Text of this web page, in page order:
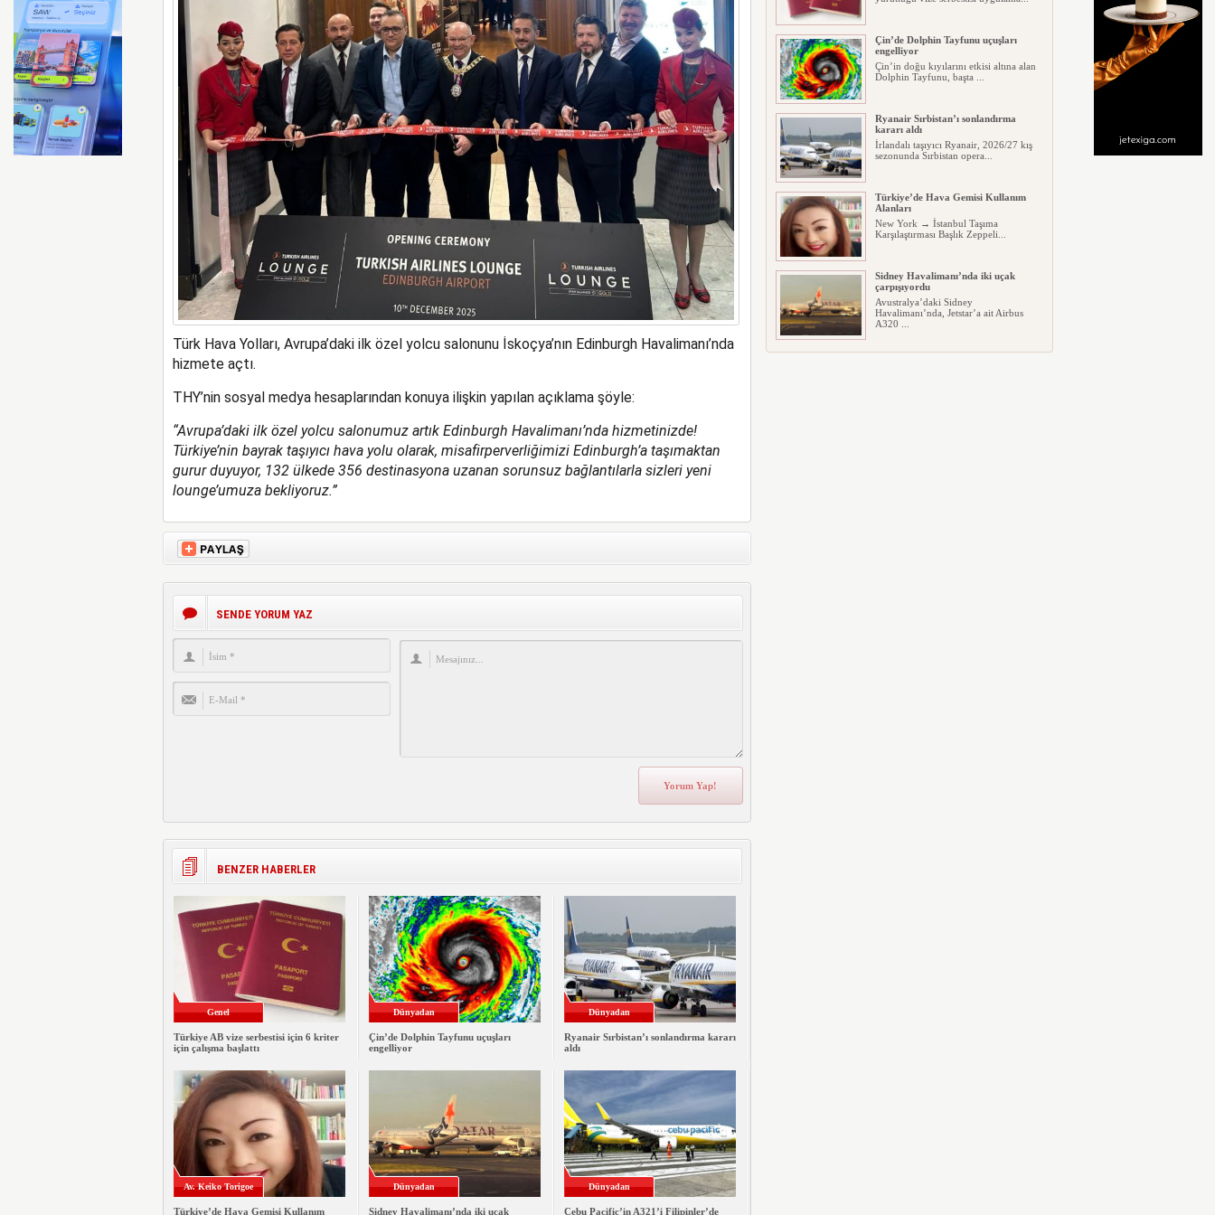
BA uçağında sarhoş yolcu kabin ekibiyle tartıştı
Türk Hava Yolları, Avrupa’daki ilk özel yolcu salonunu İskoçya’nın Edinburgh Havalimanı’nda
hizmete açtı.
THY’nin sosyal medya hesaplarından konuya ilişkin yapılan açıklama şöyle:
“Avrupa’daki ilk özel yolcu salonumuz artık Edinburgh Havalimanı’nda hizmetinizde!
Türkiye’nin bayrak taşıyıcı hava yolu olarak, misafirperverliğimizi Edinburgh’a taşımaktan
gurur duyuyor, 132 ülkede 356 destinasyona uzanan sorunsuz bağlantılarla sizleri yeni
lounge’umuza bekliyoruz.”
SENDE YORUM YAZ
BENZER HABERLER
Genel
Türkiye AB vize serbestisi için 6 kriter
için çalışma başlattı
Dünyadan
Çin’de Dolphin Tayfunu uçuşları
engelliyor
Dünyadan
Ryanair Sırbistan’ı sonlandırma kararı
aldı
Av. Keiko Torigoe
Türkiye’de Hava Gemisi Kullanım
Dünyadan
Sidney Havalimanı’nda iki uçak
Dünyadan
Cebu Pacific’in A321’i Filipinler’de
Çin’de Dolphin Tayfunu uçuşları
engelliyor
Çin’in doğu kıyılarını etkisi altına alan
Dolphin Tayfunu, başta ...
Ryanair Sırbistan’ı sonlandırma
kararı aldı
İrlandalı taşıyıcı Ryanair, 2026/27 kış
sezonunda Sırbistan opera...
Türkiye’de Hava Gemisi Kullanım
Alanları
New York → İstanbul Taşıma
Karşılaştırması Başlık Zeppeli...
Sidney Havalimanı’nda iki uçak
çarpışıyordu
Avustralya’daki Sidney
Havalimanı’nda, Jetstar’a ait Airbus
A320 ...
Cebu Pacific’in A321’i Filipinler’de